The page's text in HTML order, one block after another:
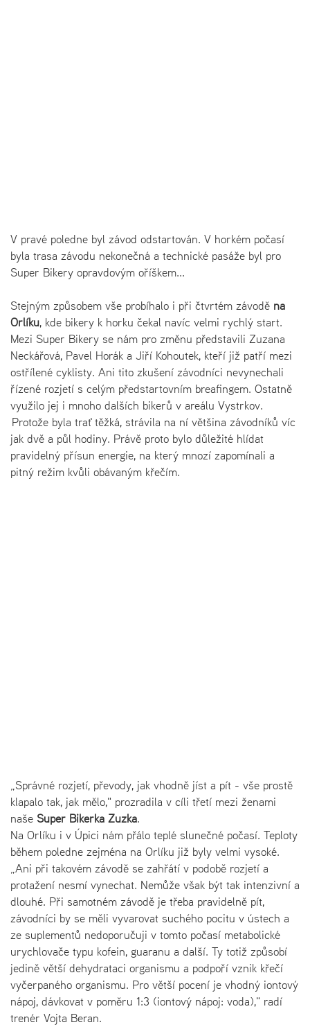
V pravé poledne byl závod odstartován. V horkém počasí
byla trasa závodu nekonečná a technické pasáže byl pro
Super Bikery opravdovým oříškem...
Stejným způsobem vše probíhalo i při čtvrtém závodě na
Orlíku, kde bikery k horku čekal navíc velmi rychlý start.
Mezi Super Bikery se nám pro změnu představili Zuzana
Neckářová, Pavel Horák a Jiří Kohoutek, kteří již patří mezi
ostřílené cyklisty. Ani tito zkušení závodníci nevynechali
řízené rozjetí s celým předstartovním breafingem. Ostatně
využilo jej i mnoho dalších bikerů v areálu Vystrkov.
Protože byla trať těžká, strávila na ní většina závodníků víc
jak dvě a půl hodiny. Právě proto bylo důležité hlídat
pravidelný přísun energie, na který mnozí zapomínali a
pitný režim kvůli obávaným křečím.
„Správné rozjetí, převody, jak vhodně jíst a pít - vše prostě
klapalo tak, jak mělo," prozradila v cíli třetí mezi ženami
naše Super Bikerka Zuzka.
Na Orlíku i v Úpici nám přálo teplé slunečné počasí. Teploty
během poledne zejména na Orlíku již byly velmi vysoké.
„Ani při takovém závodě se zahřátí v podobě rozjetí a
protažení nesmí vynechat. Nemůže však být tak intenzivní a
dlouhé. Při samotném závodě je třeba pravidelně pít,
závodníci by se měli vyvarovat suchého pocitu v ústech a
ze suplementů nedoporučuji v tomto počasí metabolické
urychlovače typu kofein, guaranu a další. Ty totiž způsobí
jedině větší dehydrataci organismu a podpoří vznik křečí
vyčerpaného organismu. Pro větší pocení je vhodný iontový
nápoj, dávkovat v poměru 1:3 (iontový nápoj: voda)," radí
trenér Vojta Beran.